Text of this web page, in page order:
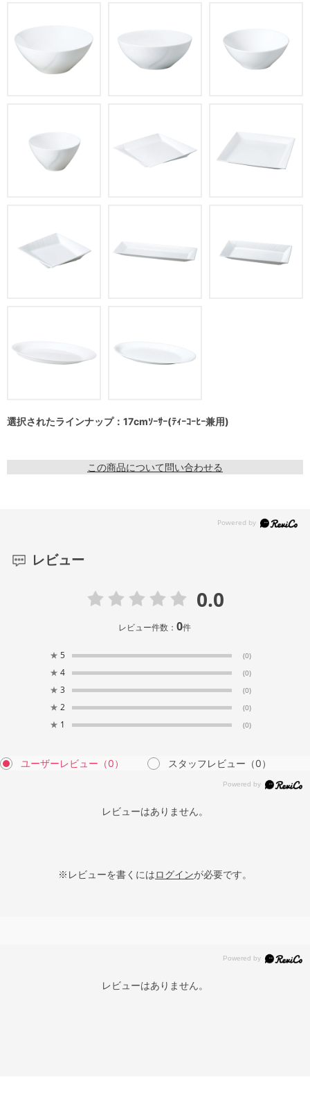
選択されたラインナップ：17cmｿｰｻｰ(ﾃｨｰｺｰﾋｰ兼用)
この商品について問い合わせる
レビュー
0.0
レビュー件数：0件
★ 5 (0)
★ 4 (0)
★ 3 (0)
★ 2 (0)
★ 1 (0)
ユーザーレビュー （0） スタッフレビュー （0）
レビューはありません。
※レビューを書くにはログインが必要です。
レビューはありません。